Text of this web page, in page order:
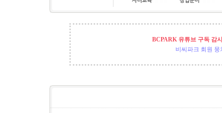
BCPARK 유튜브 구독 감
비씨파크 회원 뭉